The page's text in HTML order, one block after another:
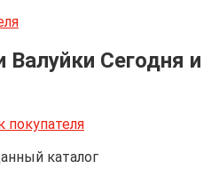
Валуйки Сегодня и
покупателя
каталог